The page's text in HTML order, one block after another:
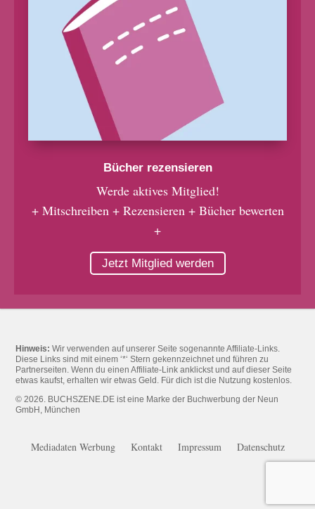
Bücher rezensieren
Werde aktives Mitglied!
+ Mitschreiben + Rezensieren + Bücher bewerten
+
Jetzt Mitglied werden
Hinweis: Wir verwenden auf unserer Seite sogenannte Affiliate-Links.
Diese Links sind mit einem ‘*‘ Stern gekennzeichnet und führen zu
Partnerseiten. Wenn du einen Affiliate-Link anklickst und auf dieser Seite
etwas kaufst, erhalten wir etwas Geld. Für dich ist die Nutzung kostenlos.
© 2026. BUCHSZENE.DE ist eine Marke der Buchwerbung der Neun
GmbH, München
Mediadaten Werbung Kontakt Impressum Datenschutz